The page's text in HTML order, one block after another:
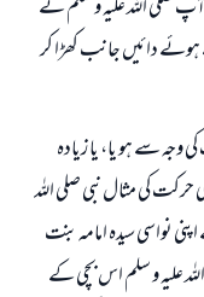
صلی اللہ علیہ و سلم نے
دائیں جانب کھڑا کر
سے ہو یا، یا زیادہ
کی مثال نبی صلی اللہ
نواسی سیدہ امامہ بنت
علیہ و سلم اس بچی کے